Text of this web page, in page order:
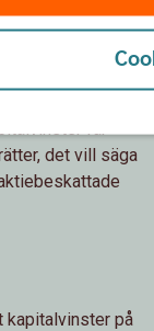
får
det vill säga
kapitalvinster på